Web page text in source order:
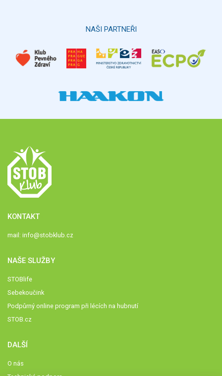
NAŠI PARTNEŘI
KONTAKT
mail: info@stobklub.cz
NAŠE SLUŽBY
STOBlife
Sebekoučink
Podpůrný online program při lécích na hubnutí
STOB.cz
DALŠÍ
O nás